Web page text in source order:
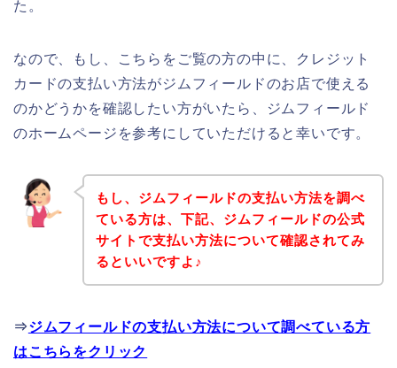
た。
なので、もし、こちらをご覧の方の中に、クレジット
カードの支払い方法がジムフィールドのお店で使える
のかどうかを確認したい方がいたら、ジムフィールド
のホームページを参考にしていただけると幸いです。
もし、ジムフィールドの支払い方法を調べ
ている方は、下記、ジムフィールドの公式
サイトで支払い方法について確認されてみ
るといいですよ♪
⇒ジムフィールドの支払い方法について調べている方
はこちらをクリック